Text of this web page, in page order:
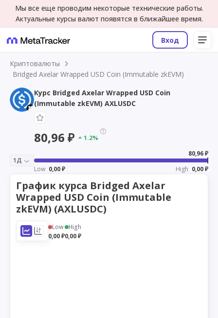
Мы все еще проводим некоторые технические работы.
Актуальные курсы валют появятся в ближайшее время.
Вход
Криптовалюты
Bridged Axelar Wrapped USD Coin (Immutable zkEVM)
Курс Bridged Axelar Wrapped USD Coin
(Immutable zkEVM) AXLUSDC
80,96 ₽ 1.2%
1Д
80,96 ₽
Low 0,00 ₽ High 0,00 ₽
График курса Bridged Axelar
Wrapped USD Coin (Immutable
zkEVM) (AXLUSDC)
Low
0,00 ₽
High
0,00 ₽